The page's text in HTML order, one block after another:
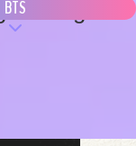
BTSbarang